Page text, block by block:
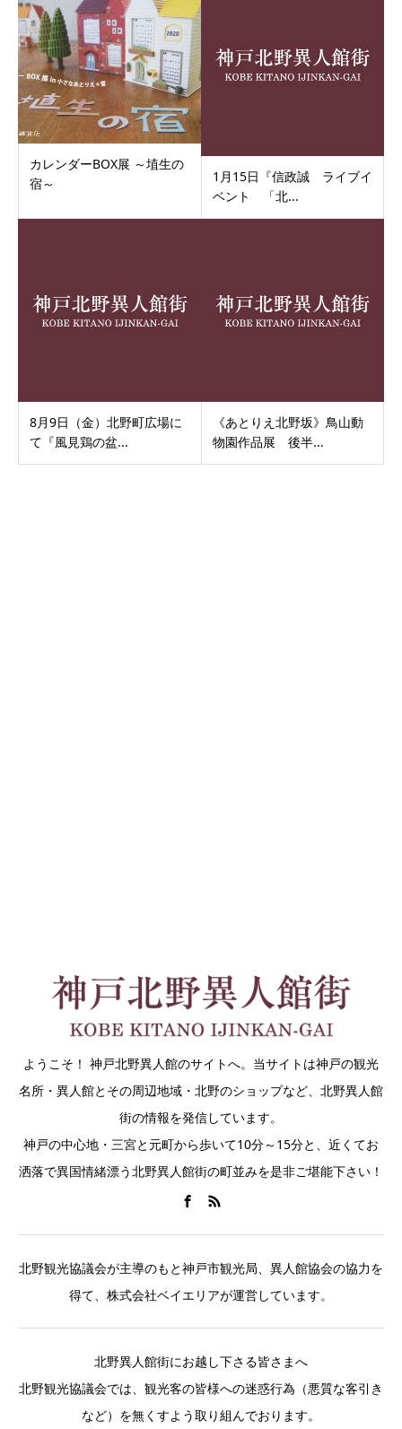
カレンダーBOX展 ～埴生の
宿～
1月15日『信政誠 ライブイ
ベント 「北...
8月9日（金）北野町広場に
て『風見鶏の盆...
《あとりえ北野坂》鳥山動
物園作品展 後半...
ようこそ！ 神戸北野異人館のサイトへ。当サイトは神戸の観光
名所・異人館とその周辺地域・北野のショップなど、北野異人館
街の情報を発信しています。
神戸の中心地・三宮と元町から歩いて10分～15分と、近くてお
洒落で異国情緒漂う北野異人館街の町並みを是非ご堪能下さい！
北野観光協議会が主導のもと神戸市観光局、異人館協会の協力を
得て、株式会社ベイエリアが運営しています。
北野異人館街にお越し下さる皆さまへ
北野観光協議会では、観光客の皆様への迷惑行為（悪質な客引き
など）を無くすよう取り組んでおります。